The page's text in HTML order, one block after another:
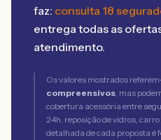
faz: consulta 18
entrega todas as
atendimento.
Os valores mostrados
compreensivos, mas
cobertura acessória entre
24h, reposição de vidros,
detalhada de cada proposta é